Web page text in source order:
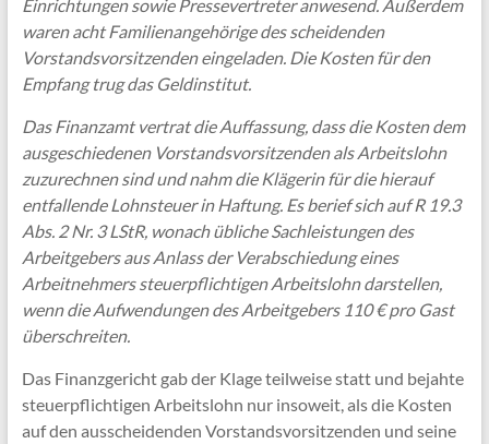
Einrichtungen sowie Pressevertreter anwesend. Außerdem
waren acht Familienangehörige des scheidenden
Vorstandsvorsitzenden eingeladen. Die Kosten für den
Empfang trug das Geldinstitut.
Das Finanzamt vertrat die Auffassung, dass die Kosten dem
ausgeschiedenen Vorstandsvorsitzenden als Arbeitslohn
zuzurechnen sind und nahm die Klägerin für die hierauf
entfallende Lohnsteuer in Haftung. Es berief sich auf R 19.3
Abs. 2 Nr. 3 LStR, wonach übliche Sachleistungen des
Arbeitgebers aus Anlass der Verabschiedung eines
Arbeitnehmers steuerpflichtigen Arbeitslohn darstellen,
wenn die Aufwendungen des Arbeitgebers 110 € pro Gast
überschreiten.
Das Finanzgericht gab der Klage teilweise statt und bejahte
steuerpflichtigen Arbeitslohn nur insoweit, als die Kosten
auf den ausscheidenden Vorstandsvorsitzenden und seine